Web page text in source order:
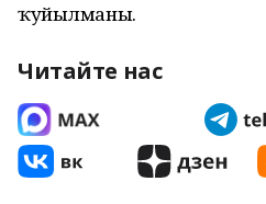
ҡуйылманы.
Читайте нас